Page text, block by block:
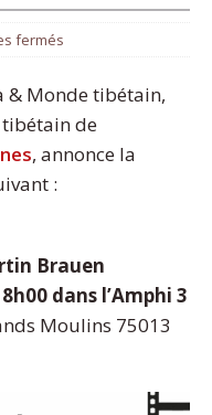
fermés
& Monde tibétain,
tibétain de
, annonce la
:
Brauen
dans l’Amphi 3
Moulins 75013